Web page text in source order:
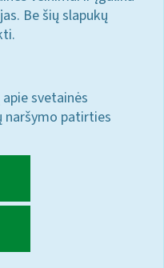
Be šių slapukų
svetainės
naršymo patirties